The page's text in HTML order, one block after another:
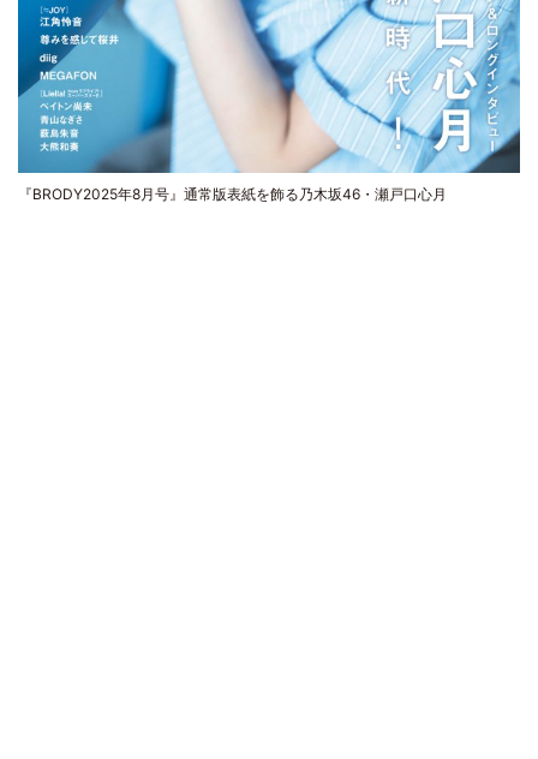
『BRODY2025年8月号』通常版表紙を飾る乃木坂46・瀬戸口心月